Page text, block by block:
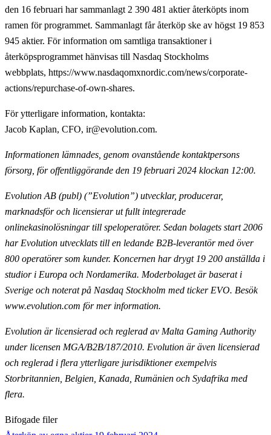
den 16 februari har sammanlagt 2 390 481 aktier återköpts inom
ramen för programmet. Sammanlagt får återköp ske av högst 19 853
945 aktier. För information om samtliga transaktioner i
återköpsprogrammet hänvisas till Nasdaq Stockholms
webbplats, https://www.nasdaqomxnordic.com/news/corporate-
actions/repurchase-of-own-shares.
För ytterligare information, kontakta:
Jacob Kaplan, CFO, ir@evolution.com.
Informationen lämnades, genom ovanstående kontaktpersons
försorg, för offentliggörande den 19 februari 2024 klockan 12:00.
Evolution AB (publ) (”Evolution”) utvecklar, producerar,
marknadsför och licensierar ut fullt integrerade
onlinekasinolösningar till speloperatörer. Sedan bolagets start 2006
har Evolution utvecklats till en ledande B2B-leverantör med över
800 operatörer som kunder. Koncernen har drygt 19 200 anställda i
studior i Europa och Nordamerika. Moderbolaget är baserat i
Sverige och noterat på Nasdaq Stockholm med ticker EVO. Besök
www.evolution.com för mer information.
Evolution är licensierad och reglerad av Malta Gaming Authority
under licensen MGA/B2B/187/2010. Evolution är även licensierad
och reglerad i flera ytterligare jurisdiktioner exempelvis
Storbritannien, Belgien, Kanada, Rumänien och Sydafrika med
flera.
Bifogade filer